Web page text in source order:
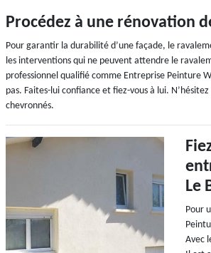
Procédez à une rénovation
Pour garantir la durabilité d’une façade, le
les interventions qui ne peuvent attendre le
professionnel qualifié comme Entreprise Peinture
pas. Faites-lui confiance et fiez-vous à lui.
chevronnés.
Le
Pour
Avec